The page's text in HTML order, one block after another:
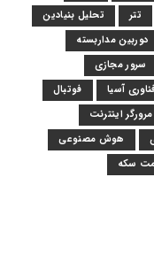
تتر
تحلیل بنیادین
دوربین مداربسته
سرور مجازی
آسیا
فوتبال
مرورگر اینترنت
هوش مصنوعی
سکه